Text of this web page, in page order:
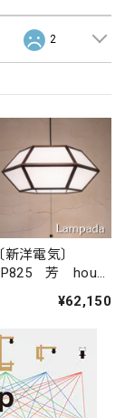
2
〔新洋電気〕
芳 hou
(ブラウン塗装)¥62,150